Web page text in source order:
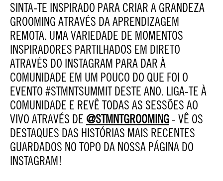
SINTA-TE INSPIRADO PARA CRIAR A GRANDEZA
GROOMING ATRAVÉS DA APRENDIZAGEM
REMOTA. UMA VARIEDADE DE MOMENTOS
INSPIRADORES PARTILHADOS EM DIRETO
ATRAVÉS DO INSTAGRAM PARA DAR À
COMUNIDADE EM UM POUCO DO QUE FOI O
EVENTO #STMNTSUMMIT DESTE ANO. LIGA-TE À
COMUNIDADE E REVÊ TODAS AS SESSÕES AO
VIVO ATRAVÉS DE @STMNTGROOMING - VÊ OS
DESTAQUES DAS HISTÓRIAS MAIS RECENTES
GUARDADOS NO TOPO DA NOSSA PÁGINA DO
INSTAGRAM!